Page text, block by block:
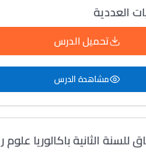
العددية
تحميل الدرس
مشاهدة الدرس
للسنة الثانية باكالوريا علوم